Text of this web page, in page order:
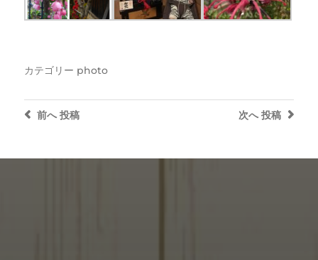
カテゴリー photo
次へ 投稿
前へ投稿